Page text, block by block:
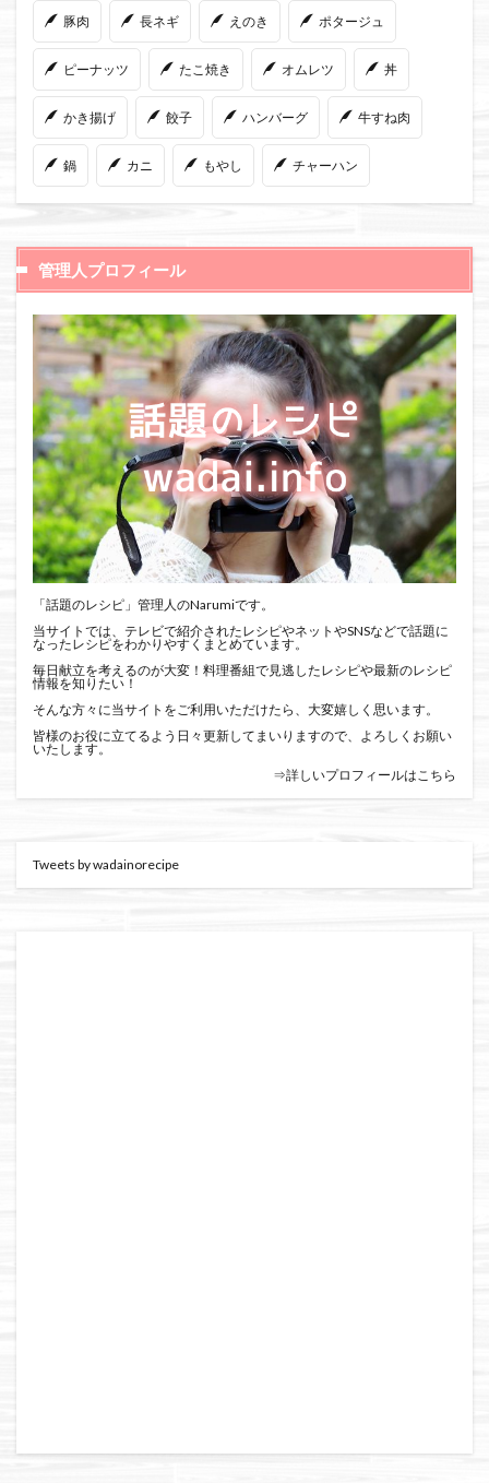
豚肉 長ネギ えのき ポタージュ
ピーナッツ たこ焼き オムレツ 丼
かき揚げ 餃子 ハンバーグ 牛すね肉
鍋 カニ もやし チャーハン
管理人プロフィール
「話題のレシピ」管理人のNarumiです。
当サイトでは、テレビで紹介されたレシピやネットやSNSなどで話題に
なったレシピをわかりやすくまとめています。
毎日献立を考えるのが大変！料理番組で見逃したレシピや最新のレシピ
情報を知りたい！
そんな方々に当サイトをご利用いただけたら、大変嬉しく思います。
皆様のお役に立てるよう日々更新してまいりますので、よろしくお願い
いたします。
⇒詳しいプロフィールはこちら
Tweets by wadainorecipe